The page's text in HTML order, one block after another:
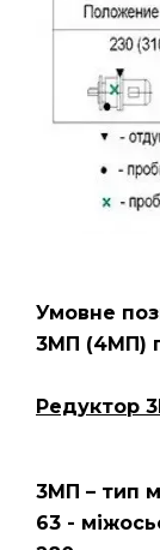
Умовне
3МП (4МП)
Редуктор
3МП – тип
63 -